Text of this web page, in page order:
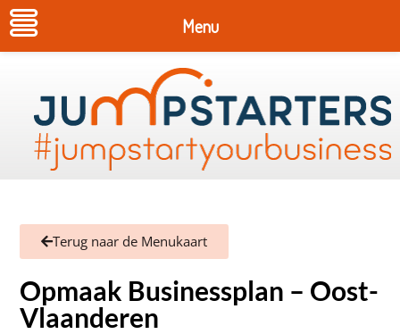
Terug naar de Menukaart
Opmaak Businessplan – Oost-
Vlaanderen
Menu